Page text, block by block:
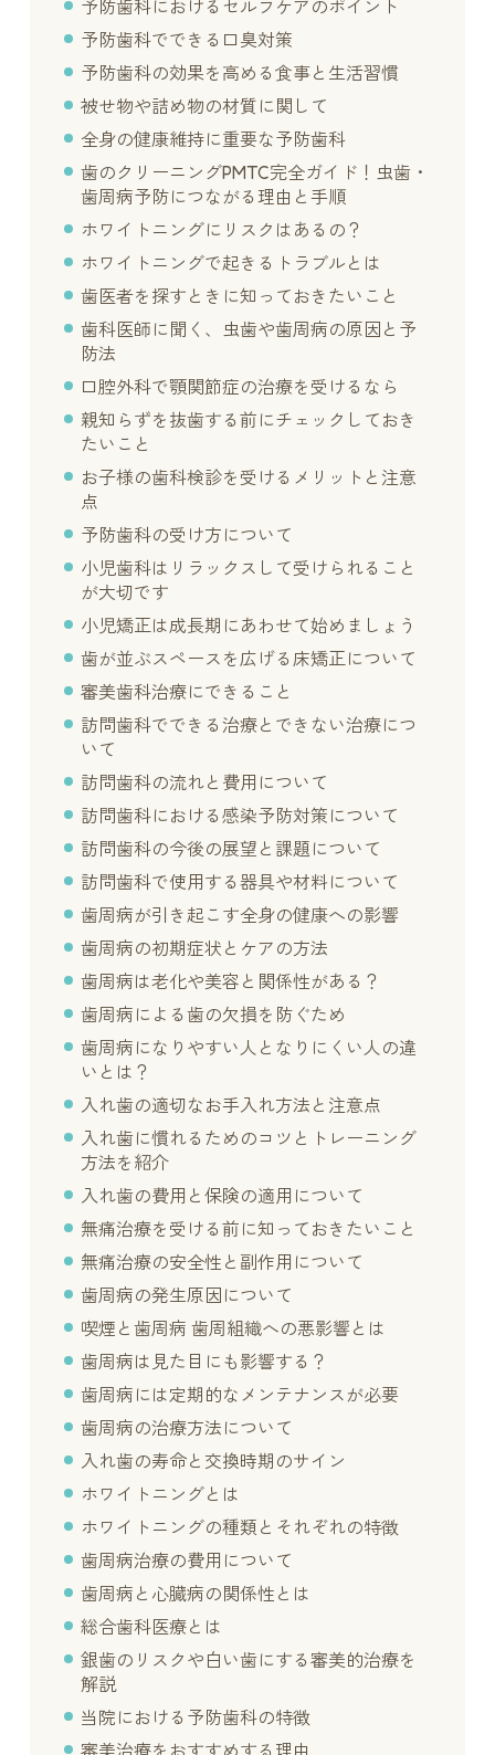
予防歯科におけるセルフケアのポイント
予防歯科でできる口臭対策
予防歯科の効果を高める食事と生活習慣
被せ物や詰め物の材質に関して
全身の健康維持に重要な予防歯科
歯のクリーニングPMTC完全ガイド！虫歯・
歯周病予防につながる理由と手順
ホワイトニングにリスクはあるの？
ホワイトニングで起きるトラブルとは
歯医者を探すときに知っておきたいこと
歯科医師に聞く、虫歯や歯周病の原因と予
防法
口腔外科で顎関節症の治療を受けるなら
親知らずを抜歯する前にチェックしておき
たいこと
お子様の歯科検診を受けるメリットと注意
点
予防歯科の受け方について
小児歯科はリラックスして受けられること
が大切です
小児矯正は成長期にあわせて始めましょう
歯が並ぶスペースを広げる床矯正について
審美歯科治療にできること
訪問歯科でできる治療とできない治療につ
いて
訪問歯科の流れと費用について
訪問歯科における感染予防対策について
訪問歯科の今後の展望と課題について
訪問歯科で使用する器具や材料について
歯周病が引き起こす全身の健康への影響
歯周病の初期症状とケアの方法
歯周病は老化や美容と関係性がある？
歯周病による歯の欠損を防ぐため
歯周病になりやすい人となりにくい人の違
いとは？
入れ歯の適切なお手入れ方法と注意点
入れ歯に慣れるためのコツとトレーニング
方法を紹介
入れ歯の費用と保険の適用について
無痛治療を受ける前に知っておきたいこと
無痛治療の安全性と副作用について
歯周病の発生原因について
喫煙と歯周病 歯周組織への悪影響とは
歯周病は見た目にも影響する？
歯周病には定期的なメンテナンスが必要
歯周病の治療方法について
入れ歯の寿命と交換時期のサイン
ホワイトニングとは
ホワイトニングの種類とそれぞれの特徴
歯周病治療の費用について
歯周病と心臓病の関係性とは
総合歯科医療とは
銀歯のリスクや白い歯にする審美的治療を
解説
当院における予防歯科の特徴
審美治療をおすすめする理由